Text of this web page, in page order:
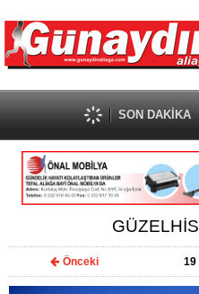
SON DAKİKA
Önceki 19